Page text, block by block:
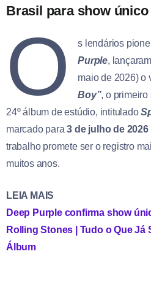
Brasil para show
O s lendários
Purple,
maio de 2026) o
Boy”, o
24º álbum de estúdio, intitulado
marcado para3 de julho de 2026
trabalho promete ser o registro
muitos anos.
LEIA MAIS
Deep Purple confirma show
Rolling Stones | Tudo o Que
Álbum